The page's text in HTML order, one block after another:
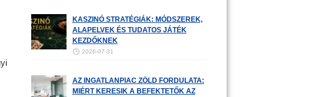
KASZINÓ STRATÉGIÁK: MÓDSZEREK,
ALAPELVEK ÉS TUDATOS JÁTÉK
KEZDŐKNEK
2026-07-31
AZ INGATLANPIAC ZÖLD FORDULATA:
MIÉRT KERESIK A BEFEKTETŐK AZ